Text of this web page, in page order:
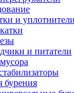
и
и питатели
бурения